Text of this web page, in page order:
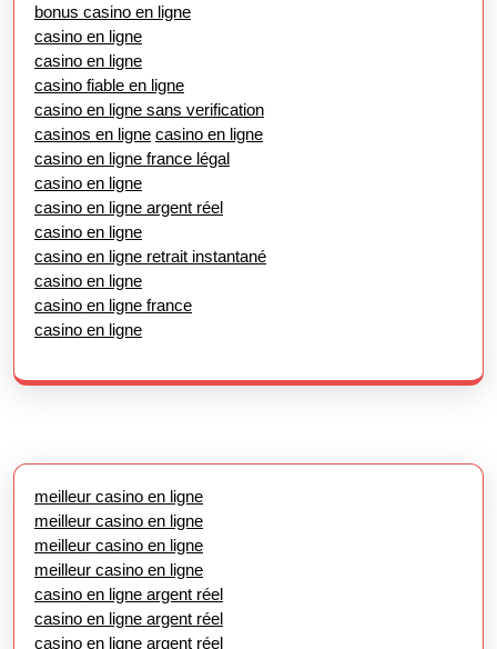
bonus casino en ligne
casino en ligne
casino en ligne
casino fiable en ligne
casino en ligne sans verification
casinos en ligne casino en ligne
casino en ligne france légal
casino en ligne
casino en ligne argent réel
casino en ligne
casino en ligne retrait instantané
casino en ligne
casino en ligne france
casino en ligne
meilleur casino en ligne
meilleur casino en ligne
meilleur casino en ligne
meilleur casino en ligne
casino en ligne argent réel
casino en ligne argent réel
casino en ligne argent réel